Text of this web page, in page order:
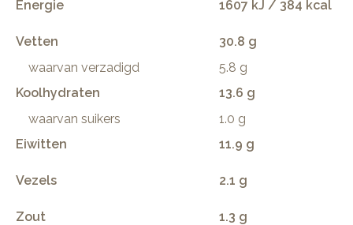
Energie 1607 kJ / 384 kcal
Vetten
30.8 g
waarvan verzadigd
5.8 g
Koolhydraten
13.6 g
waarvan suikers
1.0 g
Eiwitten
11.9 g
Vezels 2.1 g
Zout 1.3 g